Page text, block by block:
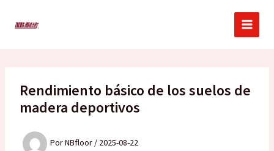
Rendimiento básico de los suelos de
madera deportivos
PorNBfloor / 2025-08-22